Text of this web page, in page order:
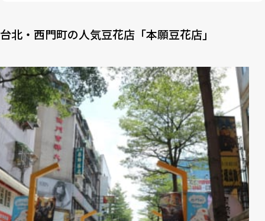
台北・西門町の人気豆花店「本願豆花店」